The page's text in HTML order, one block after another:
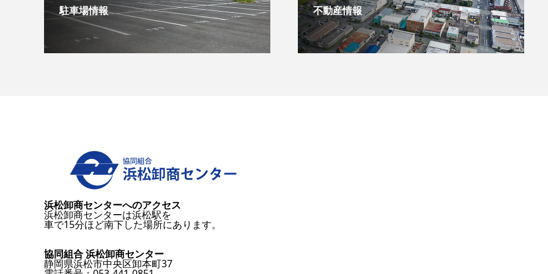
駐車場情報 不動産情報
浜松卸商センターへのアクセス
浜松卸商センターは浜松駅を
車で15分ほど南下した場所にあります。
協同組合 浜松卸商センター
静岡県浜松市中央区卸本町37